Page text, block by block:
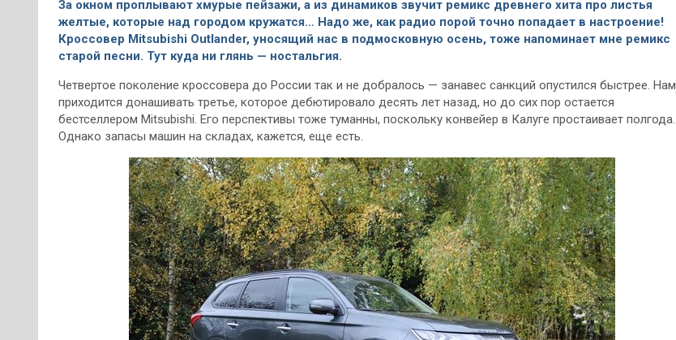
За окном проплывают хмурые пейзажи, а из динамиков звучит ремикс древнего хита про листья
желтые, которые над городом кружатся… Надо же, как радио порой точно попадает в настроение!
Кроссовер Mitsubishi Outlander, уносящий нас в подмосковную осень, тоже напоминает мне ремикс
старой песни. Тут куда ни глянь — ностальгия.
Четвертое поколение кроссовера до России так и не добралось — занавес санкций опустился быстрее. Нам
приходится донашивать третье, которое дебютировало десять лет назад, но до сих пор остается
бестселлером Mitsubishi. Его перспективы тоже туманны, поскольку конвейер в Калуге простаивает полгода.
Однако запасы машин на складах, кажется, еще есть.